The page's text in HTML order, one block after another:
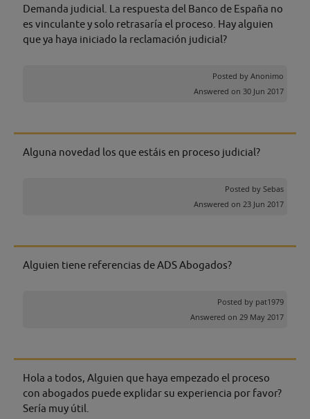
Demanda judicial. La respuesta del Banco de España no
es vinculante y solo retrasaría el proceso. Hay alguien
que ya haya iniciado la reclamación judicial?
Posted by Anonimo
Answered on 30 Jun 2017
Alguna novedad los que estáis en proceso judicial?
Posted by Sebas
Answered on 23 Jun 2017
Alguien tiene referencias de ADS Abogados?
Posted by pat1979
Answered on 29 May 2017
Hola a todos, Alguien que haya empezado el proceso
con abogados puede explidar su experiencia por favor?
Sería muy útil.